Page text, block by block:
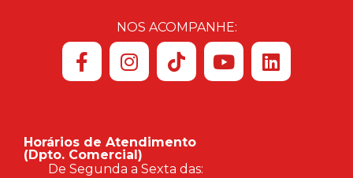
NOS ACOMPANHE:
Horários de Atendimento
(Dpto. Comercial)
De Segunda a Sexta das: